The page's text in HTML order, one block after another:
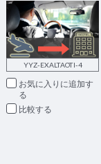
YYZ-EXALTAOTI-4
お気に入りに追加
比較